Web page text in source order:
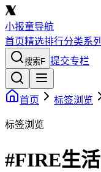
小报童导航
首页精选排行分类系列
搜索F 提交专栏
首页 标签浏览
标签浏览
#FIRE生活